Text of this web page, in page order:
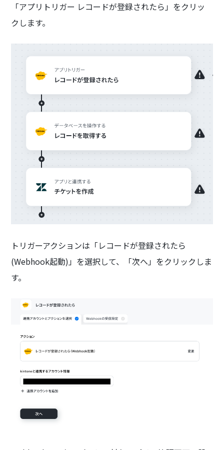
「アプリトリガー レコードが登録されたら」をクリッ
クします。
トリガーアクションは「レコードが登録されたら
(Webhook起動)」を選択して、「次へ」をクリックしま
す。